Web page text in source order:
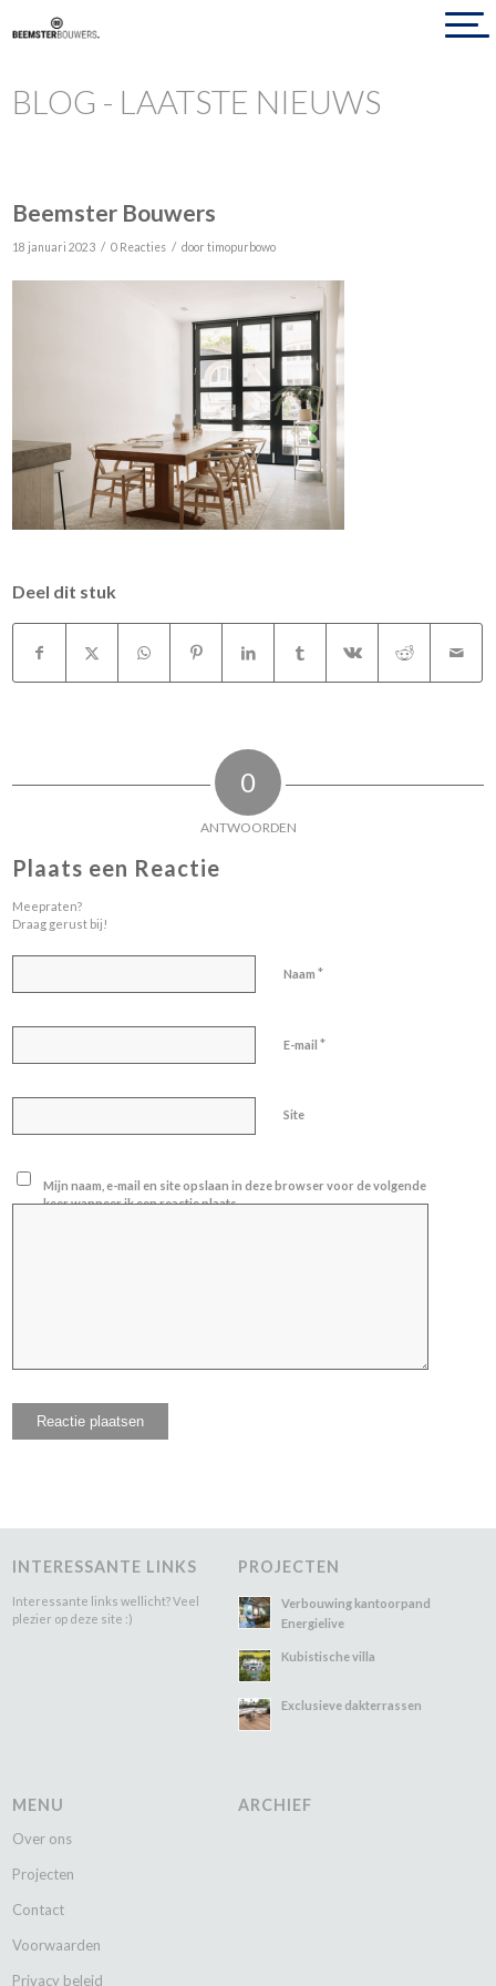
BLOG - LAATSTE NIEUWS
Beemster Bouwers
18 januari 2023 / 0 Reacties / doortimopurbowo
Deel dit stuk
0
ANTWOORDEN
Plaats een Reactie
Meepraten?
Draag gerust bij!
Naam*
E-mail*
Site
Mijn naam, e-mail en site opslaan in deze browser voor de volgende
keer wanneer ik een reactie plaats.
INTERESSANTE LINKS
Interessante links wellicht? Veel
plezier op deze site :)
PROJECTEN
Verbouwing kantoorpand
Energielive
Kubistische villa
Exclusieve dakterrassen
MENU
Over ons
Projecten
Contact
Voorwaarden
Privacy beleid
ARCHIEF